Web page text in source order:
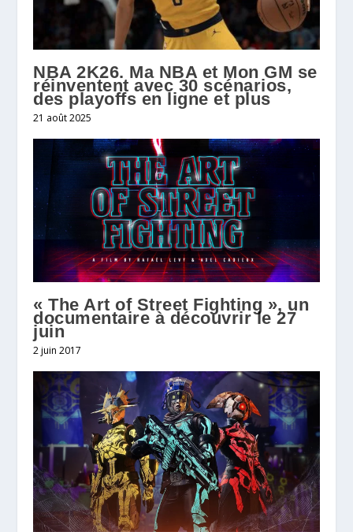
NBA 2K26. Ma NBA et Mon GM se
réinventent avec 30 scénarios,
des playoffs en ligne et plus
21 août 2025
« The Art of Street Fighting », un
documentaire à découvrir le 27
juin
2 juin 2017